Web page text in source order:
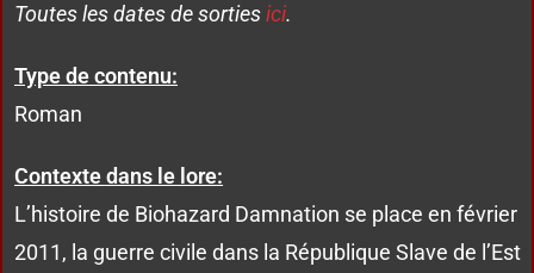
Toutes les dates de sortiesici.
Type de contenu:
Roman
Contexte dans le lore:
L’histoire de Biohazard Damnation se place en février
2011, la guerre civile dans la République Slave de l’Est